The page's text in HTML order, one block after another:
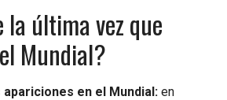
la última vez que
Mundial?
en el Mundial: en